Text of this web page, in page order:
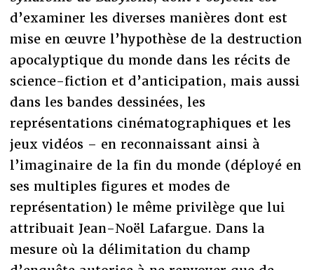
d’examiner les diverses manières dont est
mise en œuvre l’hypothèse de la destruction
apocalyptique du monde dans les récits de
science-fiction et d’anticipation, mais aussi
dans les bandes dessinées, les
représentations cinématographiques et les
jeux vidéos – en reconnaissant ainsi à
l’imaginaire de la fin du monde (déployé en
ses multiples figures et modes de
représentation) le même privilège que lui
attribuait Jean-Noël Lafargue. Dans la
mesure où la délimitation du champ